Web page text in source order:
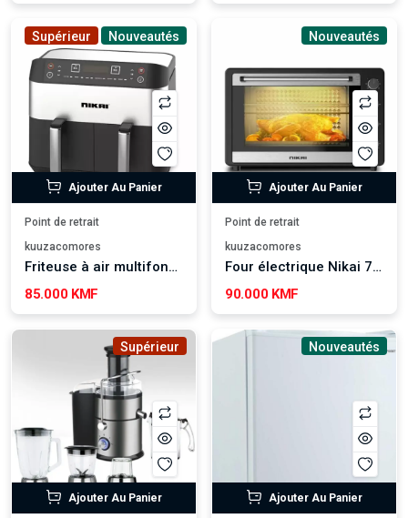
Supérieur Nouveautés
Ajouter Au Panier
Point de retrait
kuuzacomores
Friteuse à air multifonction Nikai 8,4L
85.000 KMF
Nouveautés
Ajouter Au Panier
Point de retrait
kuuzacomores
Four électrique Nikai 75 L avec fonction rôtissage
90.000 KMF
Supérieur
Ajouter Au Panier
Nouveautés
Ajouter Au Panier